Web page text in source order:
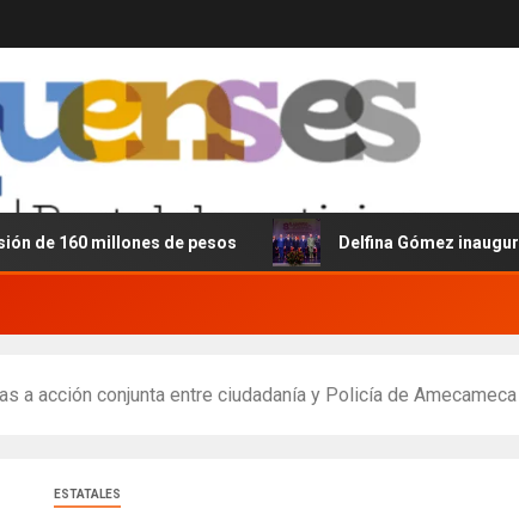
millones de pesos Delfina Gómez inaugura el 8º
a acción conjunta entre ciudadanía y Policía de Amecameca
ESTATALES